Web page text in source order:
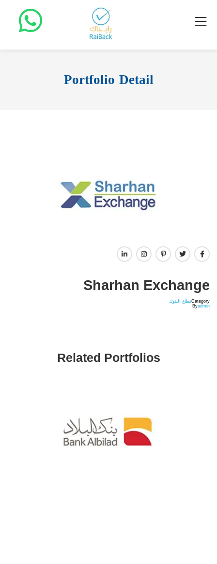
Portfolio Detail
Sharhan Exchange
Categoryقطاع البنوك
Byadmin
Related Portfolios